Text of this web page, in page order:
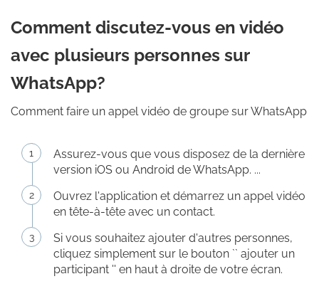
Comment discutez-vous en vidéo
avec plusieurs personnes sur
WhatsApp?
Comment faire un appel vidéo de groupe sur WhatsApp
Assurez-vous que vous disposez de la dernière
version iOS ou Android de WhatsApp. ...
Ouvrez l'application et démarrez un appel vidéo
en tête-à-tête avec un contact.
Si vous souhaitez ajouter d'autres personnes,
cliquez simplement sur le bouton `` ajouter un
participant '' en haut à droite de votre écran.